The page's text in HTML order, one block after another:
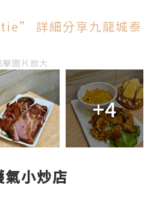
詳細分享九龍城泰
擊圖片放大
+4
小炒店